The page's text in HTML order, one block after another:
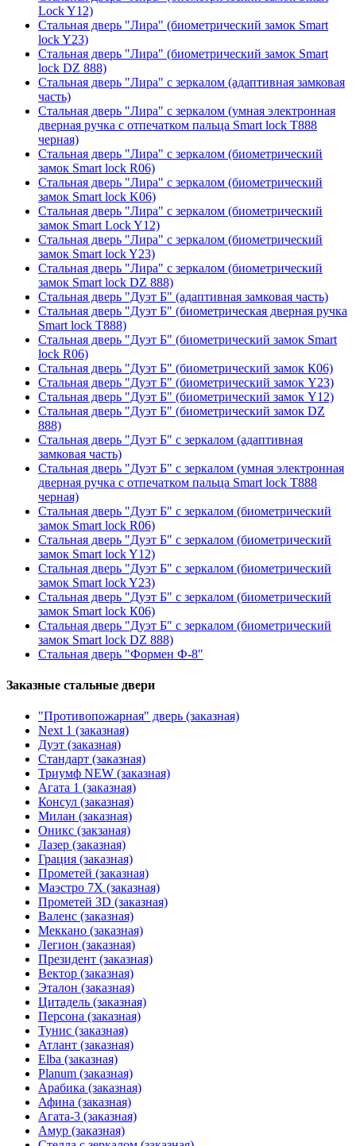
Lock Y12)
Стальная дверь "Лира" (биометрический замок Smart
lock Y23)
Стальная дверь "Лира" (биометрический замок Smart
lock DZ 888)
Стальная дверь "Лира" с зеркалом (адаптивная замковая
часть)
Стальная дверь "Лира" с зеркалом (умная электронная
дверная ручка с отпечатком пальца Smart lock T888
черная)
Стальная дверь "Лира" с зеркалом (биометрический
замок Smart lock R06)
Стальная дверь "Лира" с зеркалом (биометрический
замок Smart lock K06)
Стальная дверь "Лира" с зеркалом (биометрический
замок Smart Lock Y12)
Стальная дверь "Лира" с зеркалом (биометрический
замок Smart lock Y23)
Стальная дверь "Лира" с зеркалом (биометрический
замок Smart lock DZ 888)
Стальная дверь "Дуэт Б" (адаптивная замковая часть)
Стальная дверь "Дуэт Б" (биометрическая дверная ручка
Smart lock T888)
Стальная дверь "Дуэт Б" (биометрический замок Smart
lock R06)
Стальная дверь "Дуэт Б" (биометрический замок К06)
Стальная дверь "Дуэт Б" (биометрический замок Y23)
Стальная дверь "Дуэт Б" (биометрический замок Y12)
Стальная дверь "Дуэт Б" (биометрический замок DZ
888)
Стальная дверь "Дуэт Б" с зеркалом (адаптивная
замковая часть)
Стальная дверь "Дуэт Б" с зеркалом (умная электронная
дверная ручка с отпечатком пальца Smart lock T888
черная)
Стальная дверь "Дуэт Б" с зеркалом (биометрический
замок Smart lock R06)
Стальная дверь "Дуэт Б" с зеркалом (биометрический
замок Smart lock Y12)
Стальная дверь "Дуэт Б" с зеркалом (биометрический
замок Smart lock Y23)
Стальная дверь "Дуэт Б" с зеркалом (биометрический
замок Smart lock К06)
Стальная дверь "Дуэт Б" с зеркалом (биометрический
замок Smart lock DZ 888)
Стальная дверь "Формен Ф-8"
Заказные стальные двери
"Противопожарная" дверь (заказная)
Next 1 (заказная)
Дуэт (заказная)
Стандарт (заказная)
Триумф NEW (заказная)
Агата 1 (заказная)
Консул (заказная)
Милан (заказная)
Оникс (закзаная)
Лазер (заказная)
Грация (заказная)
Прометей (заказная)
Маэстро 7Х (заказная)
Прометей 3D (заказная)
Валенс (заказная)
Меккано (заказная)
Легион (заказная)
Президент (заказная)
Вектор (заказная)
Эталон (заказная)
Цитадель (заказная)
Персона (заказная)
Тунис (заказная)
Атлант (заказная)
Elba (заказная)
Planum (заказная)
Арабика (заказная)
Афина (заказная)
Агата-3 (заказная)
Амур (заказная)